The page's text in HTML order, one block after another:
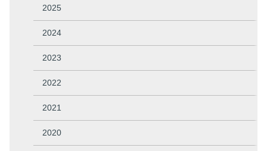
2025
2024
2023
2022
2021
2020